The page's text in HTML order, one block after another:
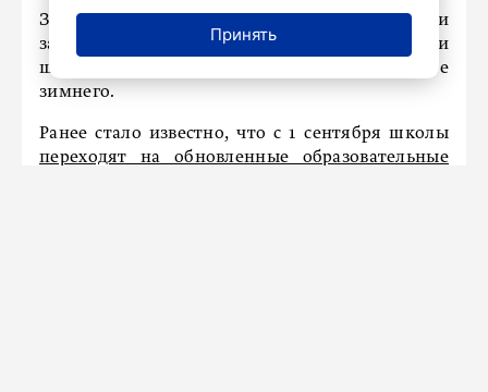
Зимние каникулы начнутся 31 декабря и
завершатся 10 января. Таким образом, для части
школьников осенний отдых окажется длиннее
зимнего.
Ранее стало известно, что с 1 сентября школы
переходят на обновленные образовательные
Принять